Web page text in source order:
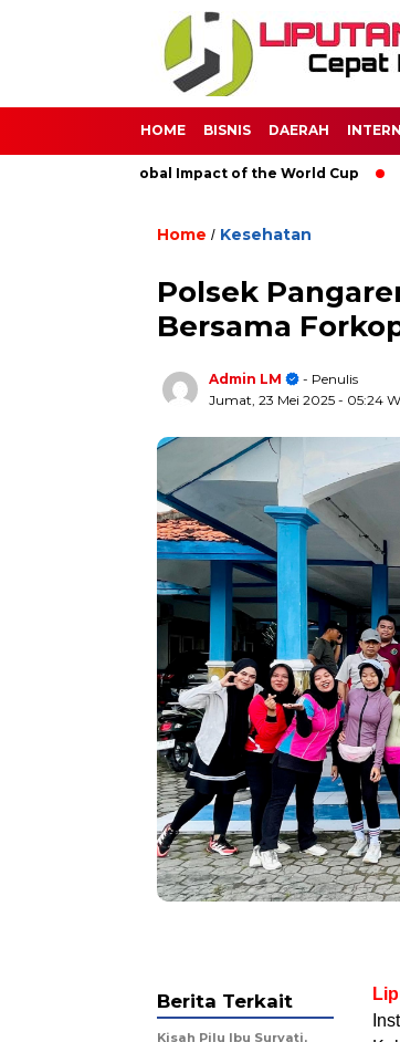
HOME BISNIS DAERAH
The Global Impact of the World Cup
Home / Kesehatan
Polsek
Bersama
Admin LM
- Penulis
Jumat, 23 Mei 2025 - 05:24
Berita Terkait
Kisah Pilu Ibu Suryati,